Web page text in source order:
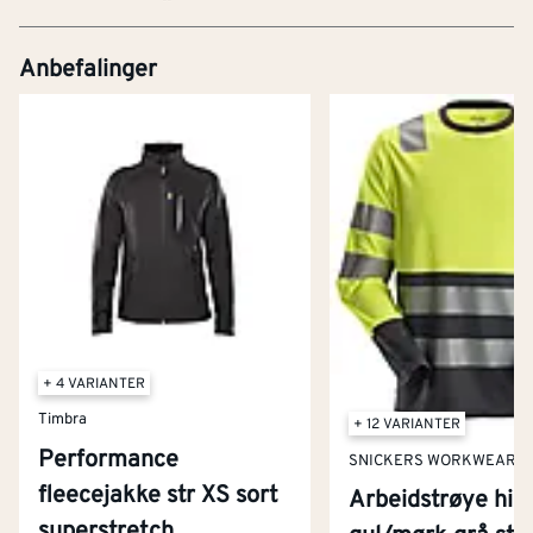
Anbefalinger
+ 4 VARIANTER
Timbra
Performance
fleecejakke str XS sort
+ 12 VARIANTER
SNICKERS WORKWEAR
Arbeidstrøye